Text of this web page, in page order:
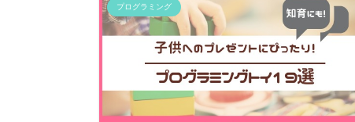
プログラミング